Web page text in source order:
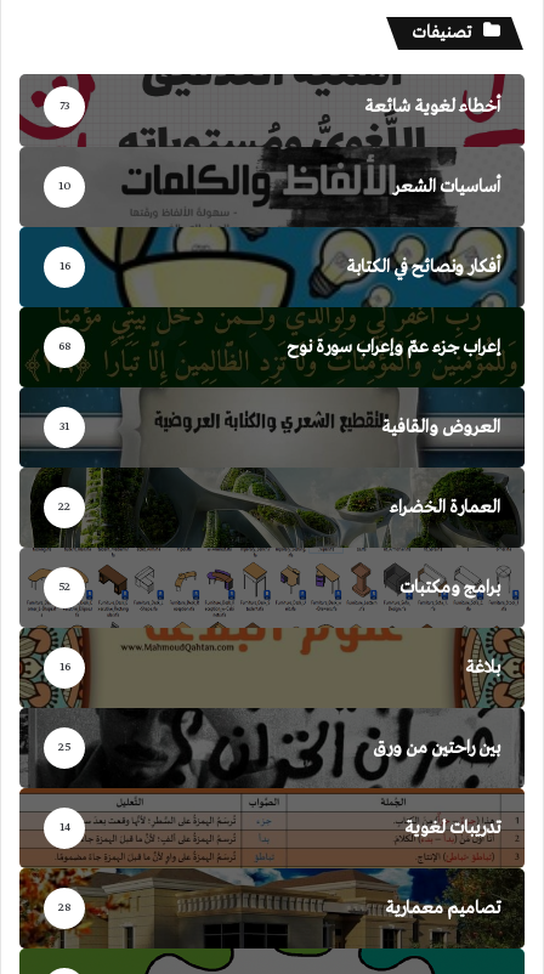
تصنيفات
أخطاء لغوية شائعة 73
أساسيات الشعر 10
أفكار ونصائح في الكتابة 16
إعراب جزء عمّ وإعراب سورة نوح 68
العروض والقافية 31
العمارة الخضراء 22
برامج ومكتبات 52
بلاغة 16
بين راحتين من ورق 25
تدريبات لغوية 14
تصاميم معمارية 28